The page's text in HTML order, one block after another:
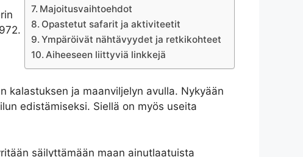
Majoitusvaihtoehdot
Opastetut safarit ja aktiviteetit
Ympäröivät nähtävyydet ja retkikohteet
Aiheeseen liittyviä linkkejä
kalastuksen ja maanviljelyn avulla. Nykyään
edistämiseksi. Siellä on myös useita
säilyttämään maan ainutlaatuista